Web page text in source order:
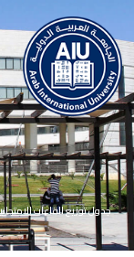
جدول توزيع القاعات الامتحانية